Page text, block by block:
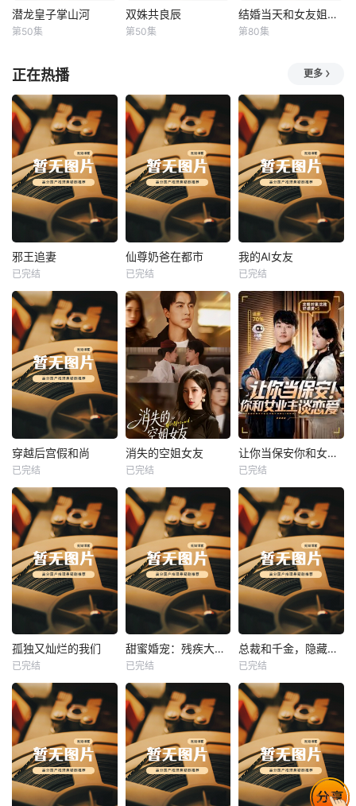
潜龙皇子掌山河
潜龙皇子掌山河
第50集
双姝共良辰
双姝共良辰
第50集
结婚当天和女友姐姐一起穿越了 结婚当天和女友姐姐一起穿越了
第80集
正在热播 更多
热播
邪王追妻
未知
邪王追妻
已完结
热播
未知
仙尊奶爸在都市
已完结
热播
我的AI女友
未知
我的AI女友
已完结
热播
未知
穿越后宫假和尚
已完结
热播
未知
消失的空姐女友
已完结
热播
未知
让你当保安你和女业主谈恋爱
已完结
热播
未知
孤独又灿烂的我们
已完结
热播
未知
甜蜜婚宠：残疾大佬夜夜撩
已完结
热播
未知
总裁和千金，隐藏身份闪婚了
已完结